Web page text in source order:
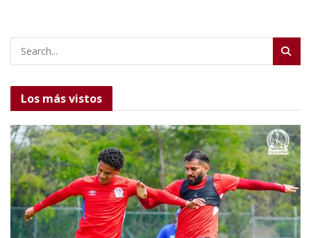
Los más vistos